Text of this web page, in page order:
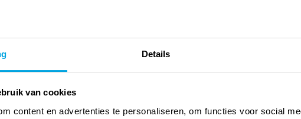
Details
van cookies
content en advertenties te personaliseren, om functies voor social